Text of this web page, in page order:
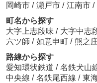
岡崎市 / 瀬戸市 / 江南市 /
町名から探す
大字上志段味 / 大字中志
六ツ師 / 如意申町 / 熊之
路線から探す
愛知環状鉄道 / 名鉄犬山
中央線 / 名鉄尾西線 / 東